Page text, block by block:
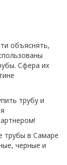
объяснять,
Сфера их
трубу и
трубы в Самаре
черные и